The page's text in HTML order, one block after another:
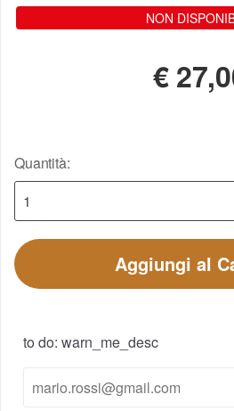
NON
€
Quantità:
Aggiungi al
to do: warn_me_desc